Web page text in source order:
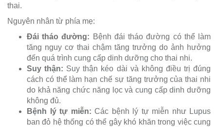
thai.
Nguyên nhân từ phía mẹ:
Đái tháo đường: Bệnh đái tháo đường có thể làm
tăng nguy cơ thai chậm tăng trưởng do ảnh hưởng
đến quá trình cung cấp dinh dưỡng cho thai nhi.
Suy thận: Suy thận kéo dài và không điều trị đúng
cách có thể làm hạn chế sự tăng trưởng của thai nhi
do khả năng chức năng lọc và cung cấp dinh dưỡng
không đủ.
Bệnh lý tự miễn: Các bệnh lý tự miễn như Lupus
ban đỏ hệ thống có thể gây khó khăn trong việc cung